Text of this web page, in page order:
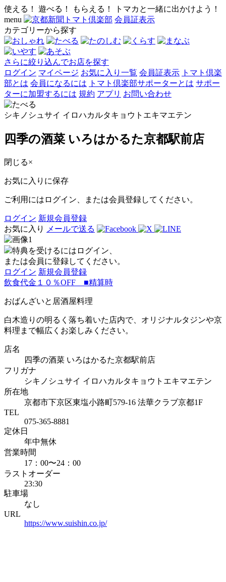
使える！ 遊べる！ もらえる！ トマカと一緒に出かけよう！
menu
会員証表示
カテゴリーから探す
さらに絞り込んでお店を探す
ログイン マイページ お気に入り一覧 会員証表示 トマト倶楽
部とは 会員になるには トマト倶楽部サポーターとは サポー
ターに加盟するには 規約 アプリ お問い合わせ
シキノシュサイ イロハカルタキョウトエキマエテン
四季の酒菜 いろはかるた京都駅前店
閉じる×
お気に入りに保存
ご利用にはログイン、または会員登録してください。
ログイン 新規会員登録
お気に入り
メールで送る
特典を受けるにはログイン、
または会員に登録してください。
ログイン 新規会員登録
飲食代金１０％OFF ■精算時
おばんざいと居酒屋料理
白木造りの明るく落ち着いた店内で、オリジナルタジンや京
料理まで幅広くお楽しみください。
店名
四季の酒菜 いろはかるた京都駅前店
フリガナ
シキノシュサイ イロハカルタキョウトエキマエテン
所在地
京都市下京区東塩小路町579-16 法華クラブ京都1F
TEL
075-365-8881
定休日
年中無休
営業時間
17：00〜24：00
ラストオーダー
23:30
駐車場
なし
URL
https://www.suishin.co.jp/